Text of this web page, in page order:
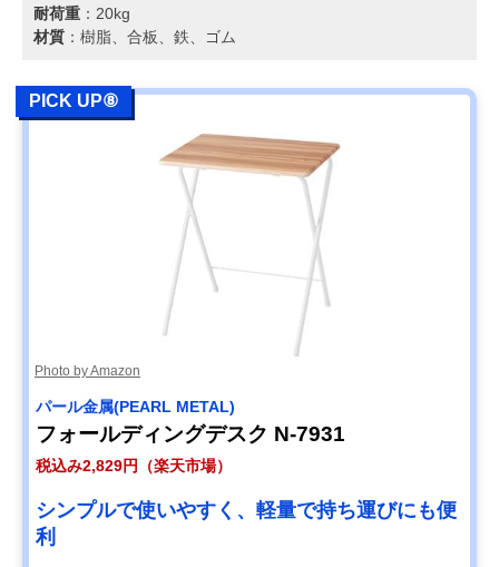
耐荷重 ：20kg
材質 ：樹脂、合板、鉄、ゴム
PICK UP⑧
Photo by Amazon
パール金属(PEARL METAL)
フォールディングデスク N-7931
税込み2,829円（楽天市場）
シンプルで使いやすく、軽量で持ち運びにも便
利